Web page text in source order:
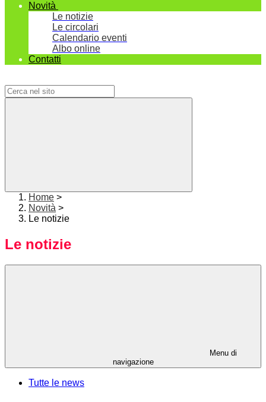
Novità
Le notizie
Le circolari
Calendario eventi
Albo online
Contatti
Home >
Novità >
Le notizie
Le notizie
Menu di
navigazione
Tutte le news